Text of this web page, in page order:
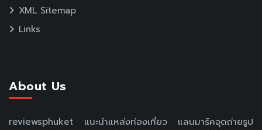
XML Sitemap
Links
About Us
reviewsphuket แนะนำแหล่งท่องเที่ยว แลนมาร์คจุดถ่ายรูป